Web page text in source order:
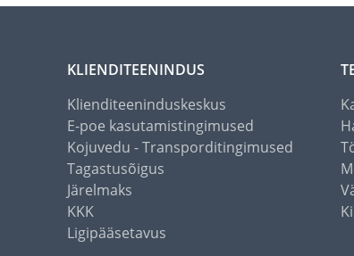
KLIENDITEENINDUS
Klienditeeninduskeskus
E-poe kasutamistingimused
Kojuvedu - Transporditingimused
Tagastusõigus
Järelmaks
KKK
Ligipääsetavus